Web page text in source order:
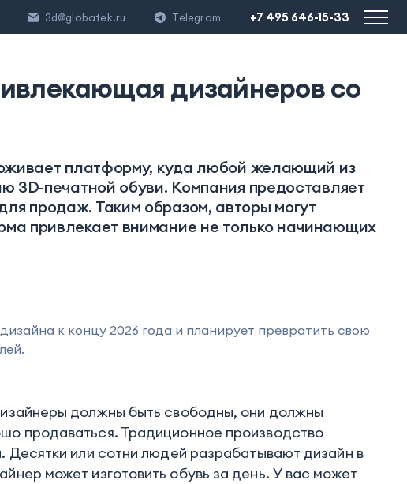
3d@globatek.ru Telegram +7 495 646-15-33
дизайнеров со
платформу, куда любой желающий из
3D-печатной обуви. Компания предоставляет
продаж. Таким образом, авторы могут
привлекает внимание не только начинающих
к концу 2026 года и планирует превратить свою
должны быть свободны, они должны
продаваться. Традиционное производство
Десятки или сотни людей разрабатывают дизайн в
может изготовить обувь за день. У вас может